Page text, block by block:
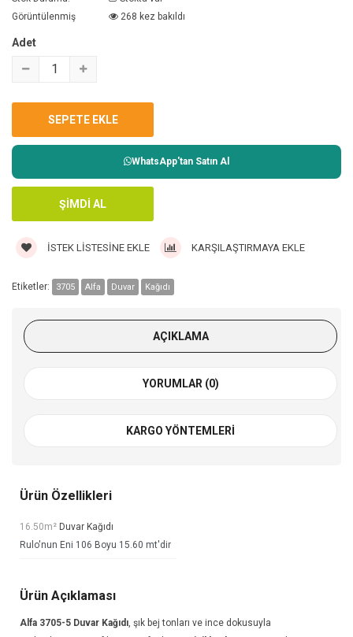
Görüntülenmiş
268 kez bakıldı
Adet
WhatsApp'tan Satın Al
İSTEK LISTESINE EKLE KARŞILAŞTIRMAYA EKLE
Etiketler: 3705 Alfa Duvar Kağıdı
AÇIKLAMA
YORUMLAR (0)
KARGO YÖNTEMLERI
Ürün Özellikleri
16.50m² Duvar Kağıdı
Rulo'nun Eni 106 Boyu 15.60 mt'dir
Ürün Açıklaması
Alfa 3705-5 Duvar Kağıdı , şık bej tonları ve ince dokusuyla